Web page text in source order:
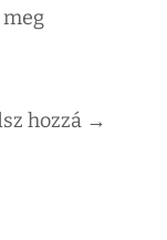
hozzá →